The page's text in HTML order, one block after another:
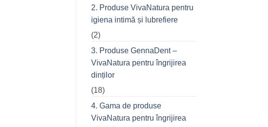
prietenii
în
oraș
2. Produse VivaNatura pentru
igiena intimă și lubrefiere
(2)
3. Produse GennaDent –
VivaNatura pentru îngrijirea
dinților
(18)
4. Gama de produse
VivaNatura pentru îngrijirea